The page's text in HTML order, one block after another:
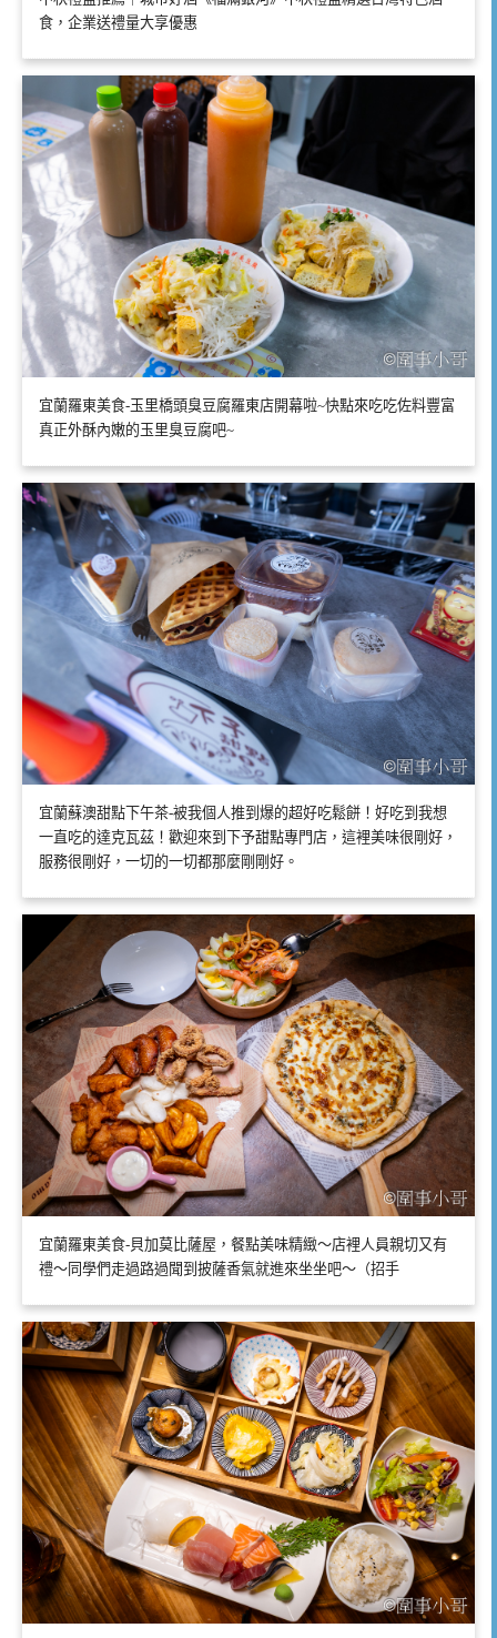
食，企業送禮量大享優惠
宜蘭羅東美食-玉里橋頭臭豆腐羅東店開幕啦~快點來吃吃佐料豐富
真正外酥內嫩的玉里臭豆腐吧~
宜蘭蘇澳甜點下午茶-被我個人推到爆的超好吃鬆餅！好吃到我想
一直吃的達克瓦茲！歡迎來到下予甜點專門店，這裡美味很剛好，
服務很剛好，一切的一切都那麼剛剛好。
宜蘭羅東美食-貝加莫比薩屋，餐點美味精緻～店裡人員親切又有
禮～同學們走過路過聞到披薩香氣就進來坐坐吧～（招手